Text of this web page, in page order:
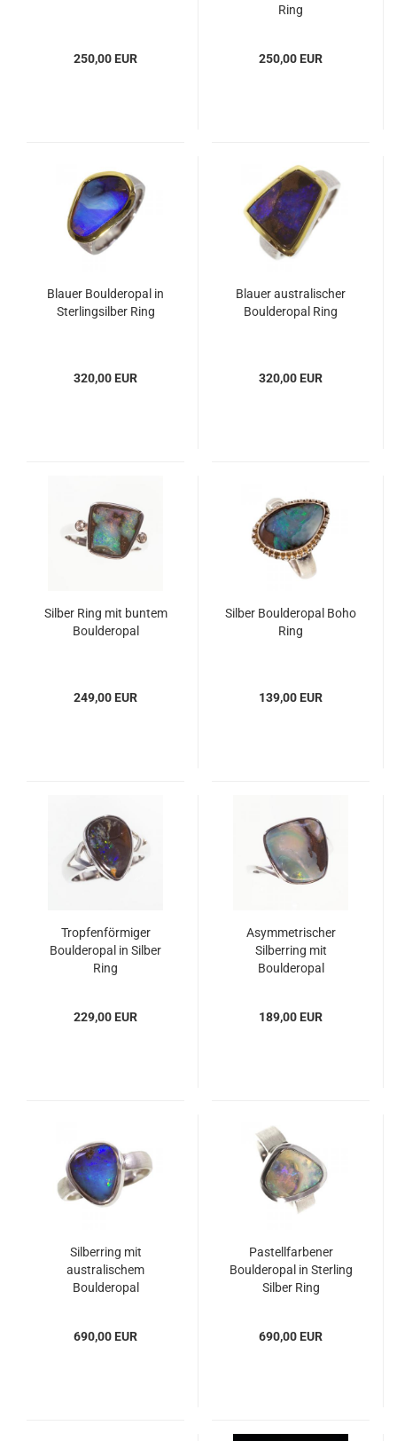
250,00 EUR
Ring
250,00 EUR
Blauer Boulderopal in
Sterlingsilber Ring
320,00 EUR
Blauer australischer
Boulderopal Ring
320,00 EUR
Silber Ring mit buntem
Boulderopal
249,00 EUR
Silber Boulderopal Boho
Ring
139,00 EUR
Tropfenförmiger
Boulderopal in Silber
Ring
229,00 EUR
Asymmetrischer
Silberring mit
Boulderopal
189,00 EUR
Silberring mit
australischem
Boulderopal
690,00 EUR
Pastellfarbener
Boulderopal in Sterling
Silber Ring
690,00 EUR